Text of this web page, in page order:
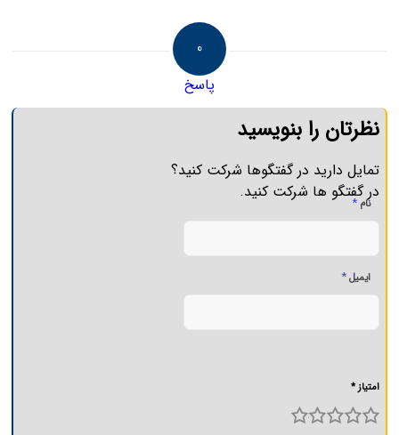
0
پاسخ
نظرتان را بنویسید
تمایل دارید در گفتگوها شرکت کنید؟
در گفتگو ها شرکت کنید.
نام*
ایمیل*
امتیاز *
4 3 2 1